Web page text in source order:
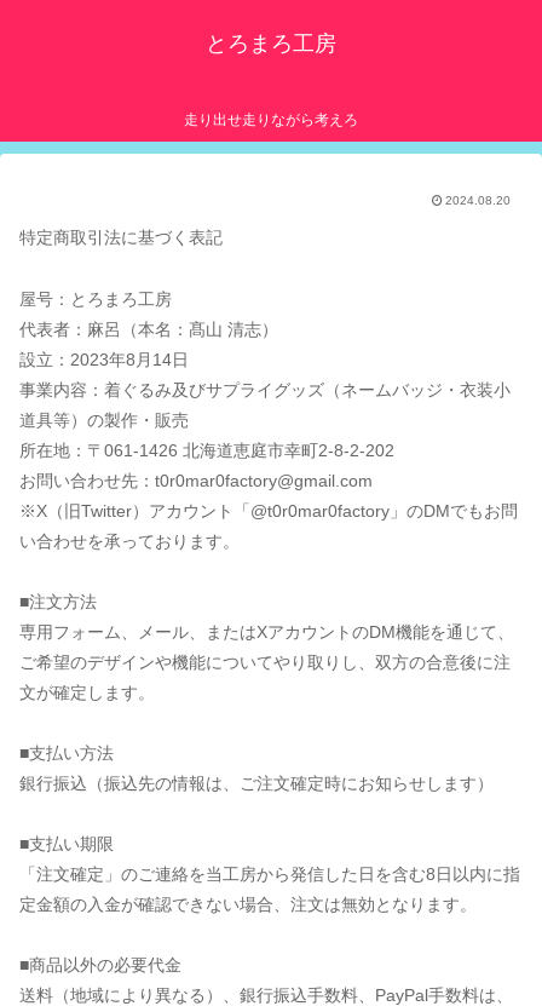
とろまろ工房
走り出せ走りながら考えろ
2024.08.20
特定商取引法に基づく表記
屋号：とろまろ工房
代表者：麻呂（本名：髙山 清志）
設立：2023年8月14日
事業内容：着ぐるみ及びサプライグッズ（ネームバッジ・衣装小
道具等）の製作・販売
所在地：〒061-1426 北海道恵庭市幸町2-8-2-202
お問い合わせ先：t0r0mar0factory@gmail.com
※X（旧Twitter）アカウント「@t0r0mar0factory」のDMでもお問
い合わせを承っております。
■注文方法
専用フォーム、メール、またはXアカウントのDM機能を通じて、
ご希望のデザインや機能についてやり取りし、双方の合意後に注
文が確定します。
■支払い方法
銀行振込（振込先の情報は、ご注文確定時にお知らせします）
■支払い期限
「注文確定」のご連絡を当工房から発信した日を含む8日以内に指
定金額の入金が確認できない場合、注文は無効となります。
■商品以外の必要代金
送料（地域により異なる）、銀行振込手数料、PayPal手数料は、